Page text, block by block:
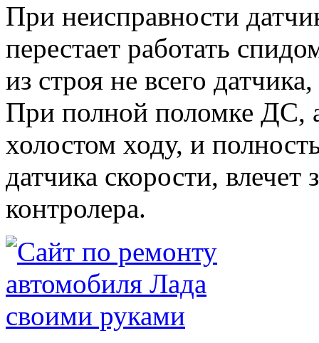
При неисправности
перестает работать
из строя не всего
При полной поломке ДС,
холостом ходу, и
датчика скорости,
контролера.